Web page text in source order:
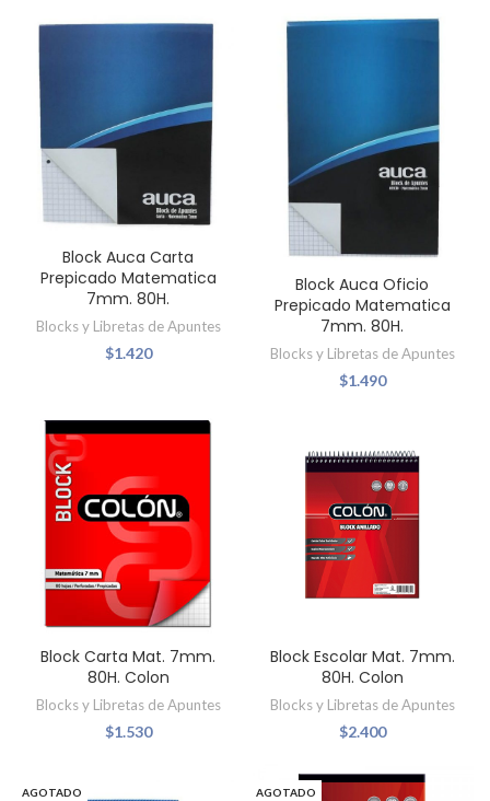
Block Auca Carta
Prepicado Matematica
7mm. 80H.
Blocks y Libretas de Apuntes
$1.420
Block Auca Oficio
Prepicado Matematica
7mm. 80H.
Blocks y Libretas de Apuntes
$1.490
Block Carta Mat. 7mm.
80H. Colon
Blocks y Libretas de Apuntes
$1.530
Block Escolar Mat. 7mm.
80H. Colon
Blocks y Libretas de Apuntes
$2.400
AGOTADO AGOTADO